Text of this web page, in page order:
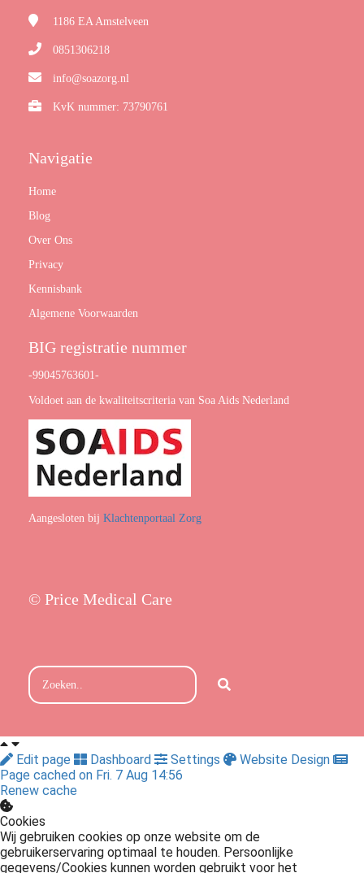
1186 EAAmstelveen
0851306218
info@soazorg.nl
KvK nummer: 73790761
Navigatie
Home
Blog
Over Ons
Privacy
Kennisbank
Algemene Voorwaarden
BIG registratie nummer
-99045763601-
Voldoet aan de kwaliteitscriteria van Soa Aids Nederland
Aangesloten bij Klachtenportaal Zorg
© Price Medical Care
Edit page Dashboard Settings
Website Design
Page cached on Fri. 7 Aug 14:56
Renew cache
Cookies
Wij gebruiken cookies op onze website om de
gebruikerservaring optimaal te houden. Persoonlijke
gegevens/Cookies kunnen worden gebruikt voor het